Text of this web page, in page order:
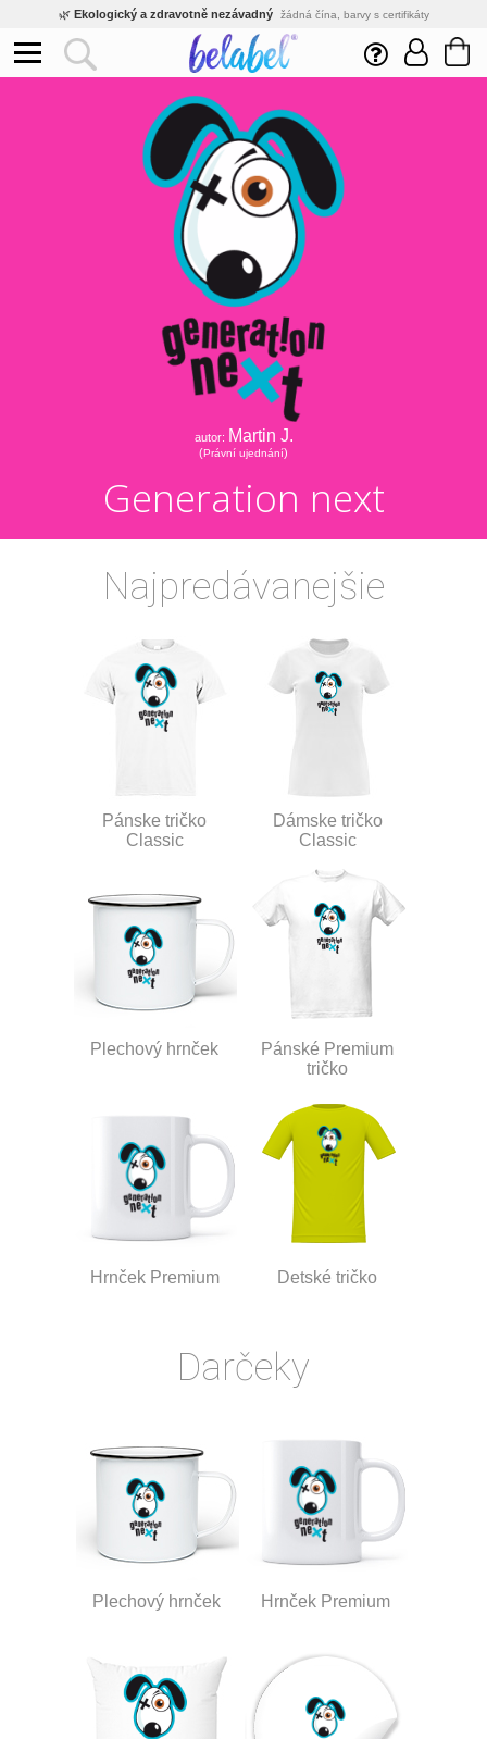
🌿 Ekologický a zdravotně nezávadný žádná čína, barvy s certifikáty
Inovativní výroba vlastní vývoj, nejnovější technologie
Rychlé dodání expedujeme do 24h
Výhodné pro firmy
Kvalita pod kontrolou jsme přímý výrobce, žádný zprostředkovatel
Eshop s tradicí od roku 2010 tisíce spokojených zákazníků
autor: Martin J.
(Právní ujednání)
Generation next
Najpredávanejšie
Pánske tričko
Classic
Dámske tričko
Classic
Plechový hrnček
Pánské Premium
tričko
Hrnček Premium Detské tričko
Darčeky
Plechový hrnček Hrnček Premium